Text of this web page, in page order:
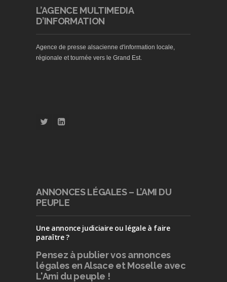
L’AGENCE MULTIMEDIA
D’INFORMATION
Agence de presse alsacienne d'information locale,
régionale et tournée vers le Grand Est.
ANNONCES LÉGALES – L’AMI DU
PEUPLE
Une annonce judiciaire ou légale à faire
paraître ?
Pensez à publiervos annonces
légales en Alsace et Moselle avec
L'Ami du peuple !